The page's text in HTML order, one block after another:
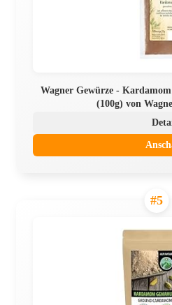
Wagner Gewürze -
(100g) von
#5